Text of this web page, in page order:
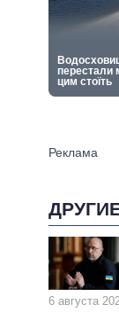
6 августа